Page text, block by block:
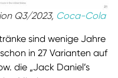
Q3/2023, Coca-Cola
sind wenige Jahre
in 27 Varianten auf
die „Jack Daniel’s